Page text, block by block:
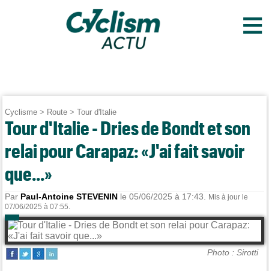
≡
Cyclisme > Route >Tour d'Italie
Tour d'Italie - Dries de Bondt et son
relai pour Carapaz: «J'ai fait savoir
que...»
Par Paul-Antoine STEVENIN le 05/06/2025 à 17:43.
Mis à jour le
07/06/2025 à 07:55.
Photo : Sirotti